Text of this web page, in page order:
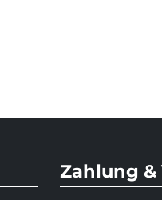
Zahlung &